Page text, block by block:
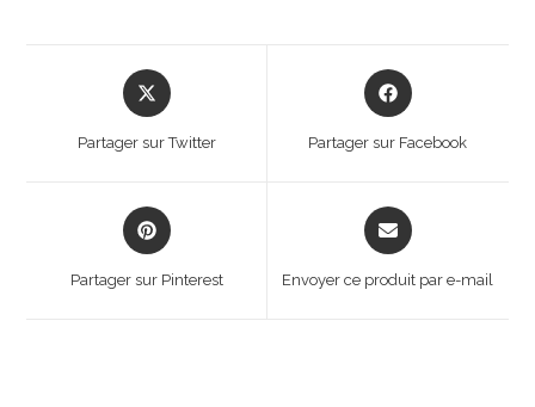
Opens
in
new
Partager sur Twitter
Opens
in
Partager sur Facebook
Opens
in
Partager sur Pinterest
Opens
in
new
Envoyer ce produit par e-mail